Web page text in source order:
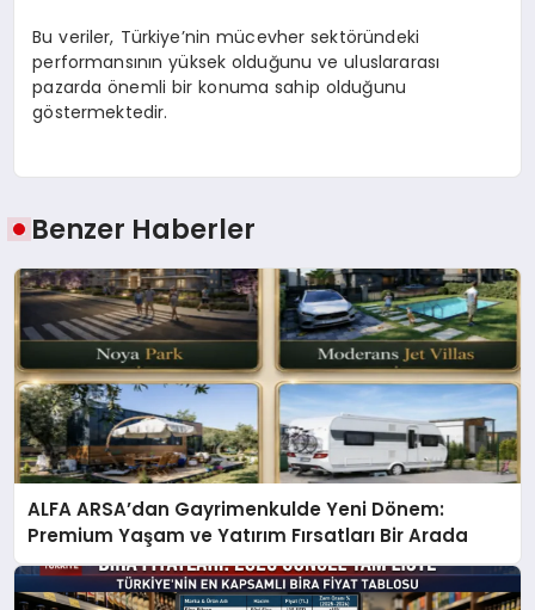
Bu veriler, Türkiye’nin mücevher sektöründeki
performansının yüksek olduğunu ve uluslararası
pazarda önemli bir konuma sahip olduğunu
göstermektedir.
Benzer Haberler
ALFA ARSA’dan Gayrimenkulde Yeni Dönem:
Premium Yaşam ve Yatırım Fırsatları Bir Arada